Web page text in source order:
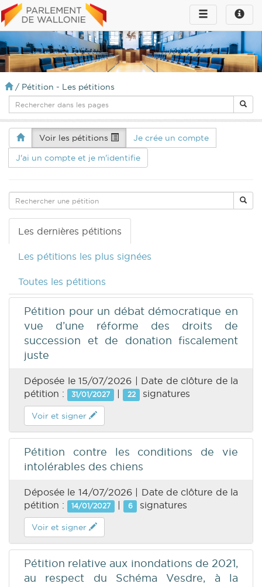
Toggle
infos
Toggle
navigation
/ Pétition - Les pétitions
Voir les pétitions
Je crée un compte
J'ai un compte et je m'identifie
Les dernières pétitions
Les pétitions les plus signées
Toutes les pétitions
Pétition pour un débat démocratique en
vue d’une réforme des droits de
succession et de donation fiscalement
juste
Déposée le 15/07/2026 | Date de clôture de la
pétition :
31/01/2027 | 22 signatures
Voir et signer
Pétition contre les conditions de vie
intolérables des chiens
Déposée le 14/07/2026 | Date de clôture de la
pétition :
14/01/2027 | 6 signatures
Voir et signer
Pétition relative aux inondations de 2021,
au respect du Schéma Vesdre, à la